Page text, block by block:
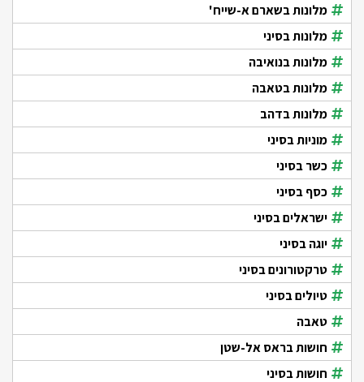
מלונות בשארם א-שייח'
מלונות בסיני
מלונות בנואיבה
מלונות בטאבה
מלונות בדהב
מוניות בסיני
כשר בסיני
כסף בסיני
ישראלים בסיני
יוגה בסיני
טרקטורונים בסיני
טיולים בסיני
טאבה
חושות בראס אל-שטן
חושות בסיני